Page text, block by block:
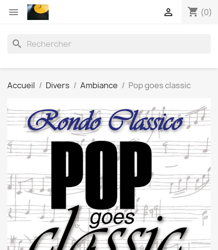
 shopping_cart (0)

search
Accueil Divers Ambiance Pop goes classic